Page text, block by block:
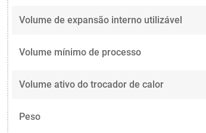
Volume de expansão interno utilizável
Volume mínimo de processo
Volume ativo do trocador de calor
Peso